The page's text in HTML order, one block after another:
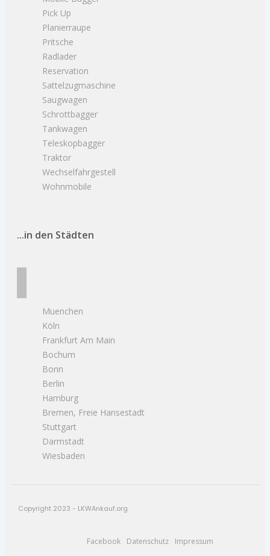
Pick Up
Planierraupe
Pritsche
Radlader
Reservation
Sattelzugmaschine
Saugwagen
Schrottbagger
Tankwagen
Teleskopbagger
Traktor
Wechselfahrgestell
Wohnmobile
...in den Städten
Muenchen
Köln
Frankfurt Am Main
Bochum
Bonn
Berlin
Hamburg
Bremen, Freie Hansestadt
Stuttgart
Darmstadt
Wiesbaden
Copyright 2023 - LKWAnkauf.org
Facebook Datenschutz Impressum